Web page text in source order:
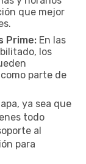
que mejor
Prime: En las
los
parte de
ya sea que
todo
al
para